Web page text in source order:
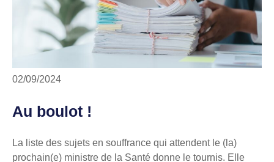
02/09/2024
Au boulot !
La liste des sujets en souffrance qui attendent le (la)
prochain(e) ministre de la Santé donne le tournis. Elle